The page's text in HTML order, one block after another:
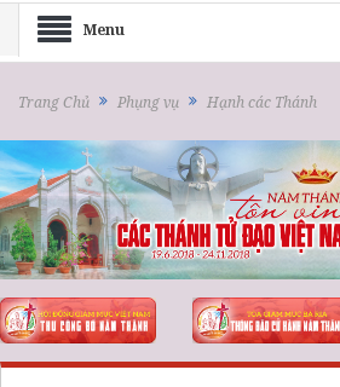
Menu
Trang Chủ Phụng vụ Hạnh các Thánh